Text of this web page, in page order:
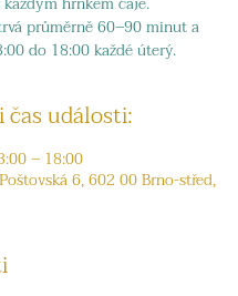
průměrně 60–90 minut a
do 18:00 každé úterý.
čas události:
– 18:00
6, 602 00 Brno-střed,